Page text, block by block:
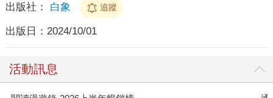
出版社： 白象 追蹤
出版日： 2024/10/01
活動訊息